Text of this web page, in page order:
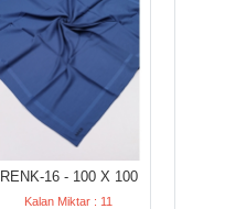
RENK-16 - 100 X 100
Kalan Miktar : 11